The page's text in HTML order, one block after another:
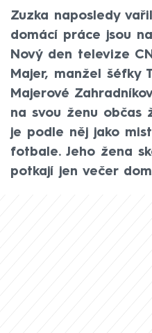
Zuzka naposledy
domácí práce jsou
Nový den televize
Majer, manžel šéfky
Majerové
na svou ženu občas
je podle něj jako
fotbale. Jeho žena
potkají jen večer